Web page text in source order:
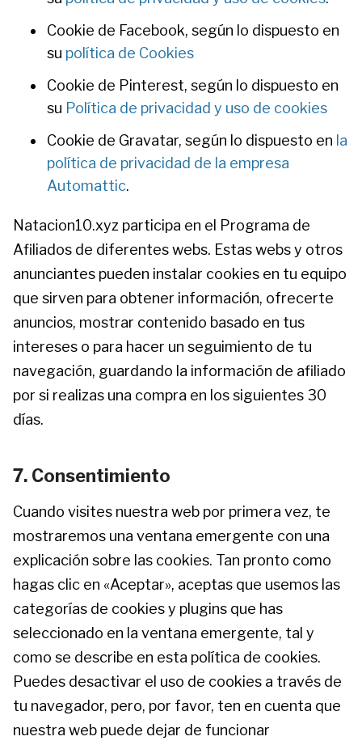
Cookie de Facebook, según lo dispuesto en
su política de Cookies
Cookie de Pinterest, según lo dispuesto en
su Política de privacidad y uso de cookies
Cookie de Gravatar, según lo dispuesto en la
política de privacidad de la empresa
Automattic.
Natacion10.xyz participa en el Programa de
Afiliados de diferentes webs. Estas webs y otros
anunciantes pueden instalar cookies en tu equipo
que sirven para obtener información, ofrecerte
anuncios, mostrar contenido basado en tus
intereses o para hacer un seguimiento de tu
navegación, guardando la información de afiliado
por si realizas una compra en los siguientes 30
días.
7. Consentimiento
Cuando visites nuestra web por primera vez, te
mostraremos una ventana emergente con una
explicación sobre las cookies. Tan pronto como
hagas clic en «Aceptar», aceptas que usemos las
categorías de cookies y plugins que has
seleccionado en la ventana emergente, tal y
como se describe en esta política de cookies.
Puedes desactivar el uso de cookies a través de
tu navegador, pero, por favor, ten en cuenta que
nuestra web puede dejar de funcionar